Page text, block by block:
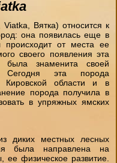
Viatka, Вятка) относится к
она появилась еще в
происходит от места ее
своего появления эта
была знаменита своей
Сегодня эта порода
Кировской области и в
порода получила в
в упряжных ямских
диких местных лесных
была направлена на
ее физическое развитие.